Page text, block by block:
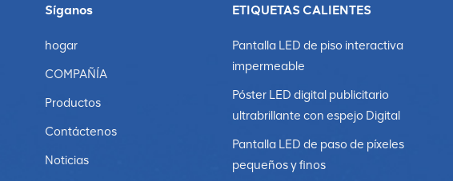
Síganos
hogar
COMPAÑÍA
Productos
Contáctenos
Noticias
ETIQUETAS CALIENTES
Pantalla LED de piso interactiva
impermeable
Póster LED digital publicitario
ultrabrillante con espejo Digital
Pantalla LED de paso de píxeles
pequeños y finos